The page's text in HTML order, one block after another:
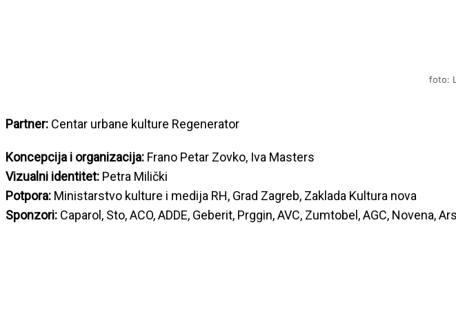
foto:
Partner: Centar urbane kulture Regenerator
Koncepcija i organizacija: Frano Petar Zovko, Iva Masters
Vizualni identitet: Petra Milički
Potpora: Ministarstvo kulture i medija RH, Grad Zagreb, Zaklada Kultura nova
Sponzori: Caparol, Sto, ACO, ADDE, Geberit, Prggin, AVC, Zumtobel, AGC, Novena,